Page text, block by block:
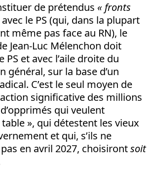
de prétendus « fronts
avec le PS (qui, dans la plupart
même pas face au RN), le
Jean-Luc Mélenchon doit
PS et avec l’aile droite du
général, sur la base d’un
C’est le seul moyen de
significative des millions
qui veulent
», qui détestent les vieux
et qui, s’ils ne
en avril 2027, choisirontsoit